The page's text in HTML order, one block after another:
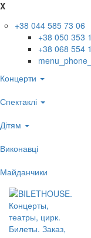
X
+38 044 585 73 06
+38 050 353
+38 068 554
Концерти
Спектаклі
Дітям
Виконавці
Майданчики